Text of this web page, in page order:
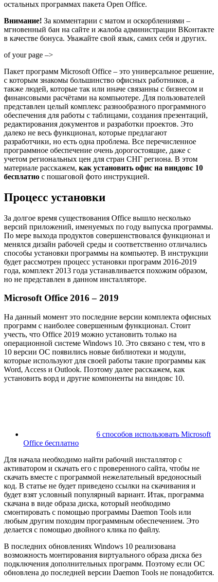
остальных программах пакета Open Office.
Внимание! За комментарии с матом и оскорблениями –
мгновенный бан на сайте и жалоба администрации ВКонтакте
в качестве бонуса. Уважайте свой язык, самих себя и других.
of your page –>
Пакет программ Microsoft Office – это универсальное решение,
с которым знакомы большинство офисных работников, а
также людей, которые так или иначе связанны с бизнесом и
финансовыми расчётами на компьютере. Для пользователей
представлен целый комплекс разнообразного программного
обеспечения для работы с таблицами, создания презентаций,
редактирования документов и разработки проектов. Это
далеко не весь функционал, которые предлагают
разработчики, но есть одна проблема. Все перечисленное
программное обеспечение очень дорогостоящие, даже с
учетом региональных цен для стран СНГ региона. В этом
материале расскажем, как установить офис на виндовс 10
бесплатно с пошаговой фото инструкцией.
Процесс установки
За долгое время существования Office вышло несколько
версий приложений, именуемых по году выпуска программы.
По мере выхода продуктов совершенствовался функционал и
менялся дизайн рабочей среды и соответственно отличались
способы установки программы на компьютер. В инструкции
будет рассмотрен процесс установки программ 2016-2019
года, комплект 2013 года устанавливается похожим образом,
но не представлен в данном инсталляторе.
Microsoft Office 2016 – 2019
На данный момент это последние версии комплекта офисных
программ с наиболее совершенным функционал. Стоит
учесть, что Office 2019 можно установить только на
операционной системе Windows 10. Это связано с тем, что в
10 версии ОС появились новые библиотеки и модули,
которые используют для своей работы такие программы как
Word, Access и Outlook. Поэтому далее расскажем, как
установить ворд и другие компоненты на виндовс 10.
6 способов использовать Microsoft
Office бесплатно
Для начала необходимо найти рабочий инсталлятор с
активатором и скачать его с проверенного сайта, чтобы не
скачать вместе с программой нежелательный вредоносный
код. В статье не будет приведено ссылки на скачивания и
будет взят условный популярный вариант. Итак, программа
скачана в виде образа диска, который необходимо
смонтировать с помощью программы Daemon Tools или
любым другим походим программным обеспечением. Это
делается с помощью двойного клика по файлу.
В последних обновлениях Windows 10 реализована
возможность монтирования виртуального образа диска без
подключения дополнительных программ. Поэтому если ОС
обновлена до последней версии Daemon Tools не понадобится.